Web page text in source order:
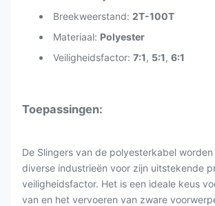
Breekweerstand: 2T-100T
Materiaal: Polyester
Veiligheidsfactor: 7:1, 5:1, 6:1
Toepassingen:
De Slingers van de polyesterkabel
diverse industrieën voor zijn uitstekende
veiligheidsfactor. Het is een ideale keus
van en het vervoeren van zware